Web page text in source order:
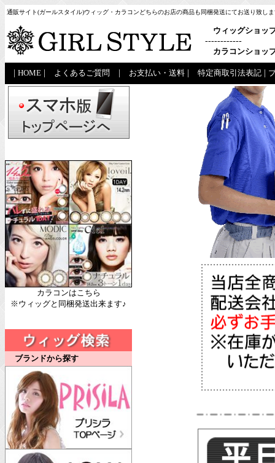
通販サイト(ガールスタイル)ウィッグ・カラコンどちらのお店の商品も同梱発送にてお送り致し
ウィッグショッ
------------
カラコンショッ
HOME よくあるご質問 お支払い・送料 特定商取引法表記
カラコンはこちら
※ウィッグと同梱発送出来ます♪
ブランドから探す